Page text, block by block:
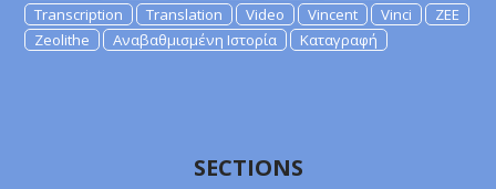
Transcription
Translation Video Vincent Vinci
ZEE
Zeolithe
Αναβαθμισμένη Ιστορία Καταγραφή
SECTIONS